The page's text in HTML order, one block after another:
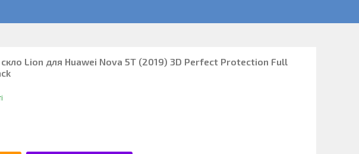
скло Lion для Huawei Nova 5T (2019) 3D Perfect Protection Full